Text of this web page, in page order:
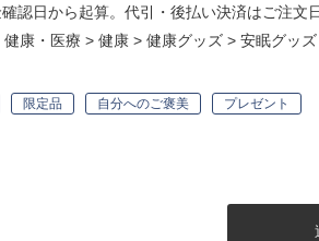
認日から起算。代引・後払い決済はご注文
健康・医療 > 健康 > 健康グッズ > 安眠グッズ
限定品 自分へのご褒美 プレゼント